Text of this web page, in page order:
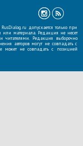
допускается только при
или материала. Редакция не несет
читателями. Редакция выборочно
авторов могут не совпадать с
может не совпадать с позицией